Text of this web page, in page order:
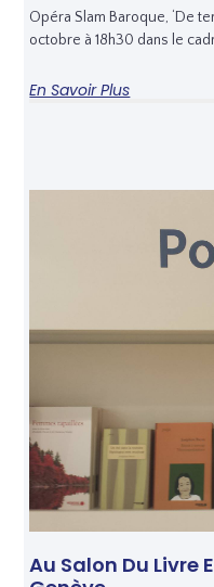
Opéra Slam Baroque, ‘De
octobre à 18h30 dans le
En Savoir Plus
Au Salon Du Livre